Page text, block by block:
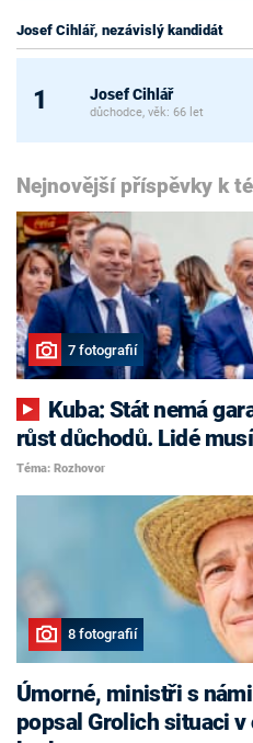
Josef Cihlář, nezávislý kandidát
1 Josef Cihlář
důchodce, věk: 66 let
Nejnovější příspěvky k
7 fotografií
růst důchodů. Lidé
Téma: Rozhovor
8 fotografií
Úmorné, ministři s
popsal Grolich situaci